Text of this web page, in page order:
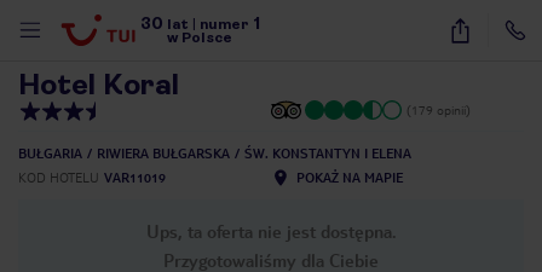
30 lat numer 1
w Polsce
16
Hotel Koral
(179 opinii)
BUŁGARIA RIWIERA BUŁGARSKA
ŚW. KONSTANTYN I ELENA
KOD HOTELU VAR11019 POKAŻ NA MAPIE
Ups, ta oferta nie jest dostępna.
Przygotowaliśmy dla Ciebie